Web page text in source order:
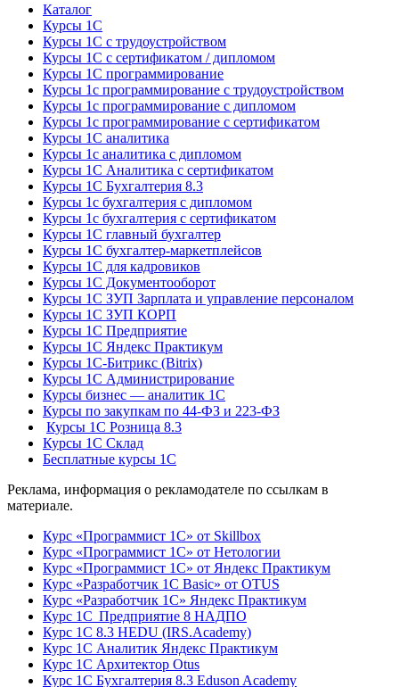
Каталог
Курсы 1С
Курсы 1С с трудоустройством
Курсы 1С с сертификатом / дипломом
Курсы 1С программирование
Курсы 1с программирование с трудоустройством
Курсы 1с программирование с дипломом
Курсы 1с программирование с сертификатом
Курсы 1С аналитика
Курсы 1с аналитика с дипломом
Курсы 1С Аналитика с сертификатом
Курсы 1С Бухгалтерия 8.3
Курсы 1с бухгалтерия с дипломом
Курсы 1с бухгалтерия с сертификатом
Курсы 1С главный бухгалтер
Курсы 1С бухгалтер-маркетплейсов
Курсы 1С для кадровиков
Курсы 1С Документооборот
Курсы 1С ЗУП Зарплата и управление персоналом
Курсы 1С ЗУП КОРП
Курсы 1С Предприятие
Курсы 1С Яндекс Практикум
Курсы 1С-Битрикс (Bitrix)
Курсы 1С Администрирование
Курсы бизнес — аналитик 1С
Курсы по закупкам по 44‑ФЗ и 223‑ФЗ
Курсы 1С Розница 8.3
Курсы 1С Склад
Бесплатные курсы 1С
Реклама, информация о рекламодателе по ссылкам в
материале.
Курс «Программист 1С» от Skillbox
Курс «Программист 1С» от Нетологии
Курс «Программист 1С» от Яндекс Практикум
Курс «Разработчик 1С Basic» от OTUS
Курс «Разработчик 1С» Яндекс Практикум
Курс 1С Предприятие 8 НАДПО
Курс 1С 8.3 HEDU (IRS.Academy)
Курс 1С Аналитик Яндекс Практикум
Курс 1С Архитектор Otus
Курс 1С Бухгалтерия 8.3 Eduson Academy